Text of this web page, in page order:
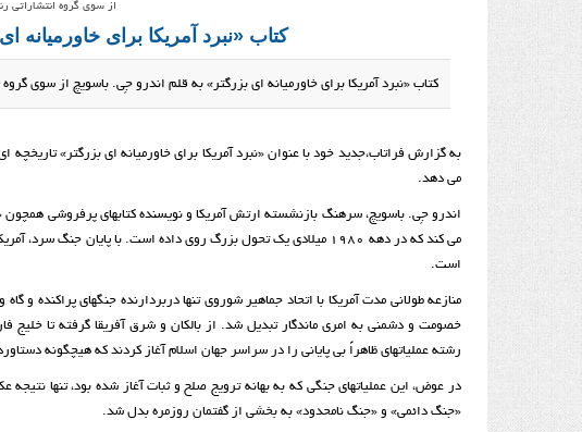
از سوی گروه انتشاراتی
کتاب «نبرد آمریکا برای خاورمیانه
کتاب «نبرد آمریکا برای خاورمیانه ای بزرگتر» به قلم اندرو جِی. باسویچ از سوی
به گزارش فراتاب،جدید خود با عنوان «نبرد‌‌ آمریکا برای خاورمیانه ای بزرگتر»
می دهد.
اندرو جِی. باسویچ، سرهنگ بازنشسته ارتش آمریکا و نویسنده کتابهای پرفروشی همچون
می کند که در دهه ۱۹۸۰ میلادی یک تحول بزرگ روی داده است. با پایان
است.
منازعه طولانی مدت آمریکا با اتحاد جماهیر شوروی تنها دربردارنده جنگهای پراکنده و گاه
خصومت و دشمنی به امری ماندگار تبدیل شد. از بالکان و شرق آفریقا گرفته تا خلیج
رشته عملیاتهای ظاهراً بی پایانی را در سراسر جهان اسلام آغاز کردند که هیچگونه
در عوض، این عملیاتهای جنگی که به بهانه ترویج صلح و ثبات آغاز شده بود، تنها
«جنگ دائمی» و «جنگ نامحدود» به بخشی از گفتمان روزمره بدل شد.